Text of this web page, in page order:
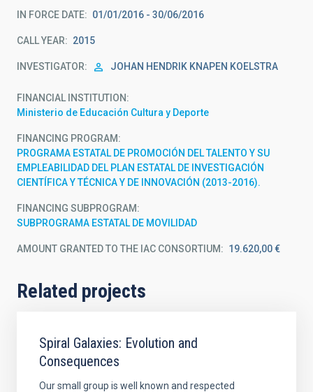
IN FORCE DATE 01/01/2016 - 30/06/2016
CALL YEAR 2015
INVESTIGATOR JOHAN HENDRIK KNAPEN KOELSTRA
FINANCIAL INSTITUTION
Ministerio de Educación Cultura y Deporte
FINANCING PROGRAM
PROGRAMA ESTATAL DE PROMOCIÓN DEL TALENTO Y SU
EMPLEABILIDAD DEL PLAN ESTATAL DE INVESTIGACIÓN
CIENTÍFICA Y TÉCNICA Y DE INNOVACIÓN (2013-2016).
FINANCING SUBPROGRAM
SUBPROGRAMA ESTATAL DE MOVILIDAD
AMOUNT GRANTED TO THE IAC CONSORTIUM 19.620,00 €
Related projects
Spiral Galaxies: Evolution and
Consequences
Our small group is well known and respected